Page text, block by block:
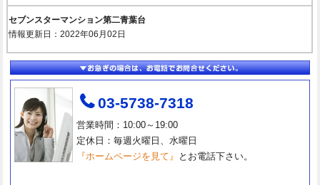
セブンスターマンション第二青葉台
情報更新日：2022年06月02日
03-5738-7318
営業時間：10:00～19:00
定休日：毎週火曜日、水曜日
『ホームページを見て』
とお電話下さい。